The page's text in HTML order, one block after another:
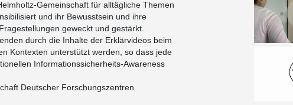
Gemeinschaft für alltägliche Themen
und ihr Bewusstsein und ihre
geweckt und gestärkt.
durch die Inhalte der Erklärvideos beim
Kontexten unterstützt werden, so dass jede
Informationssicherheits-Awareness
Deutscher Forschungszentren